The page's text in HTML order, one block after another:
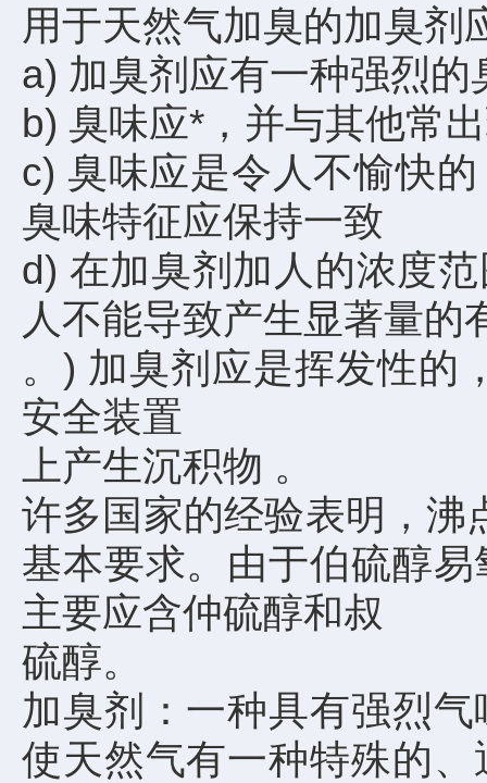
用于天然气加臭的加臭剂
a) 加臭剂应有一种强烈的
b) 臭味应*，并与其他常
c) 臭味应是令人不愉快
臭味特征应保持一致
d) 在加臭剂加人的浓度
人不能导致产生显著量的
。) 加臭剂应是挥发性的
安全装置
上产生沉积物 。
许多国家的经验表明，
基本要求。由于伯硫醇
主要应含仲硫醇和叔
硫醇。
加臭剂：一种具有强烈
使天然气有一种特殊的